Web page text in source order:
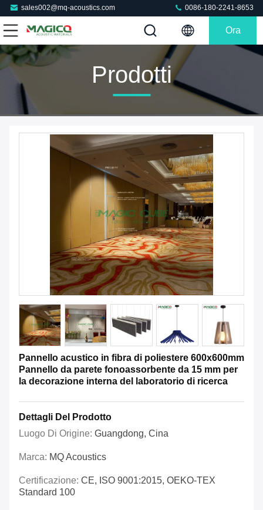
sales002@mq-acoustics.com 0086-180-2241-8653
Ora
Prodotti
Pannello acustico in fibra di poliestere 600x600mm
Pannello da parete fonoassorbente da 15 mm per
la decorazione interna del laboratorio di ricerca
Dettagli Del Prodotto
Luogo Di Origine: Guangdong, Cina
Marca: MQ Acoustics
Certificazione: CE, ISO 9001:2015, OEKO-TEX
Standard 100